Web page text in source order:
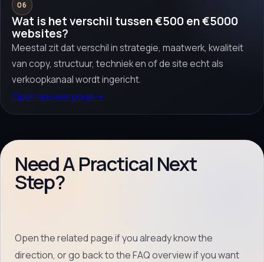
06
Wat is het verschil tussen €500 en €5000
websites?
Meestal zit dat verschil in strategie, maatwerk, kwaliteit
van copy, structuur, techniek en of de site echt als
verkoopkanaal wordt ingericht.
Open answer page→
Need A Practical Next
Step?
Open the related page if you already know the
direction, or go back to the FAQ overview if you want